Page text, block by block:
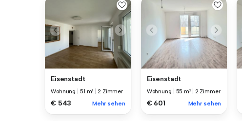
Eisenstadt
Wohnung 51 m² |2 Zimmer
€ 543 Mehr sehen
Eisenstadt
Wohnung 55 m² 2 Zimmer
€ 601 Mehr sehen